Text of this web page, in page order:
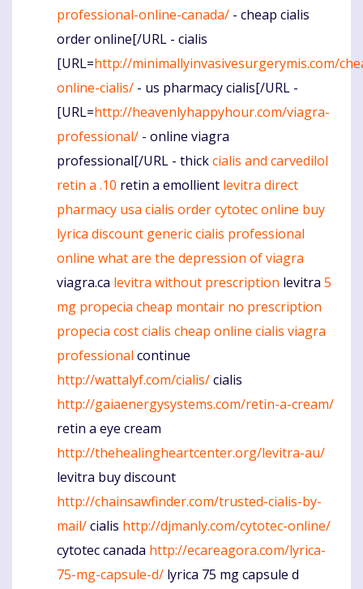
professional-online-canada/ - cheap cialis
order online[/URL - cialis
[URL=http://minimallyinvasivesurgerymis.com/
online-cialis/ - us pharmacy cialis[/URL -
[URL=http://heavenlyhappyhour.com/viagra-
professional/ - online viagra
professional[/URL - thickcialis and carvedilol
retin a .10 retin a emollient levitra direct
pharmacy usa cialis order cytotec online buy
lyrica discount generic cialis professional
online what are the depression of viagra
viagra.ca levitra without prescription levitra 5
mg propecia cheap montair no prescription
propecia costcialis cheap online cialis viagra
professional continue
http://wattalyf.com/cialis/cialis
http://gaiaenergysystems.com/retin-a-cream/
retin a eye cream
http://thehealingheartcenter.org/levitra-au/
levitra buy discount
http://chainsawfinder.com/trusted-cialis-by-
mail/cialis http://djmanly.com/cytotec-online/
cytotec canada http://ecareagora.com/lyrica-
75-mg-capsule-d/ lyrica 75 mg capsule d